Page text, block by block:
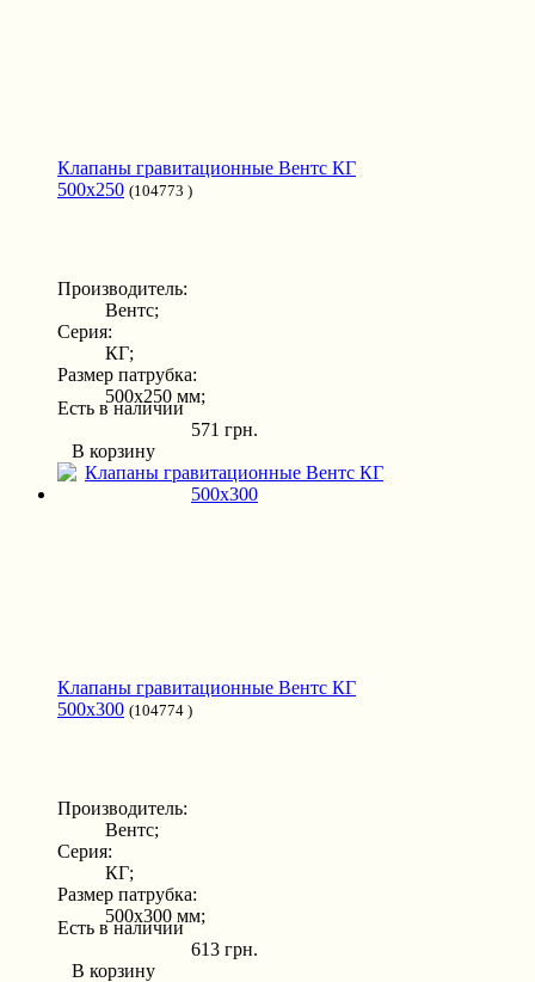
Клапаны гравитационные Вентс КГ
500x250 (104773 )
Производитель:
Вентс;
Серия:
КГ;
Размер патрубка:
500x250 мм;
Есть в наличии
571 грн.
В корзину
Клапаны гравитационные Вентс КГ
500x300 (104774 )
Производитель:
Вентс;
Серия:
КГ;
Размер патрубка:
500x300 мм;
Есть в наличии
613 грн.
В корзину